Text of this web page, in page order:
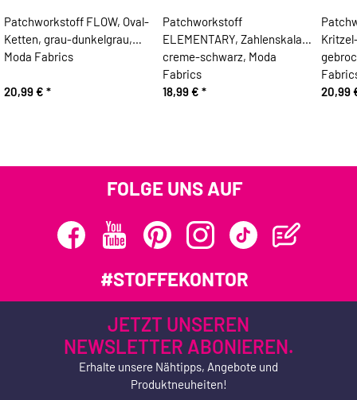
Patchworkstoff FLOW, Oval-
Ketten, grau-dunkelgrau,
Moda Fabrics
20,99 € *
Patchworkstoff
ELEMENTARY, Zahlenskala,
creme-schwarz, Moda
Fabrics
18,99 € *
20,99
FOLGE UNS AUF
#STOFFEKONTOR
JETZT UNSEREN
NEWSLETTER ABONIEREN.
Erhalte unsere Nähtipps, Angebote und
Produktneuheiten!